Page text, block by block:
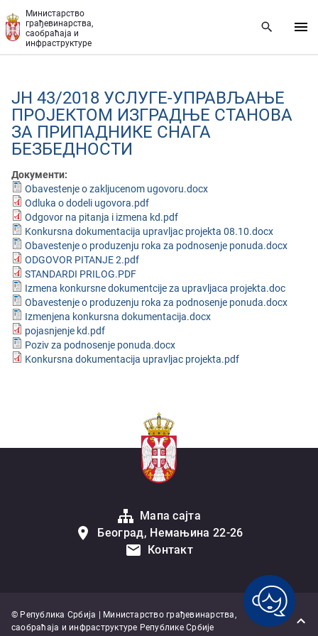
Министарство
грађевинарства,
саобраћаја и
инфраструктуре
ЈН 43/2018 УСЛУГЕ-УПРАВЉАЊЕ
ПРОЈЕКТОМ ИЗГРАДЊЕ СТАНОВА
ЗА ПРИПАДНИКЕ СНАГА
БЕЗБЕДНОСТИ
Документи:
Obavestenje o zakljucenom ugovoru.docx
Odluka o dodeli ugovora.pdf
Odgovor na pitanja i izmena kd.pdf
Konkursna dokumentacija upravljac projekta 08.10.docx
Obavestenje o produzenju roka za podnosenje ponuda.docx
ODGOVOR PITANJE 2.pdf
STANDARDI PRILOG.PDF
Izmena konkursne dokumentcije za upravljaca projekta.doc
Obavestenje o produzenju roka za podnosenje ponuda.docx
Izmenjena konkursna dokumentacija.docx
pojasnjenje kd.pdf
Poziv za podnosenje ponuda.docx
Konkursna dokumentacija upravljac projekta.pdf
Мапа сајта
Београд, Немањина 22-26
Контакт
© Република Србија | Министарство грађевинарства,
саобраћаја и инфраструктуре Републике Србије